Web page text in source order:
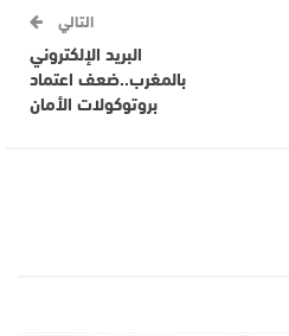
التالي
البريد الإلكتروني
بالمغرب..ضعف اعتماد
بروتوكولات الأمان